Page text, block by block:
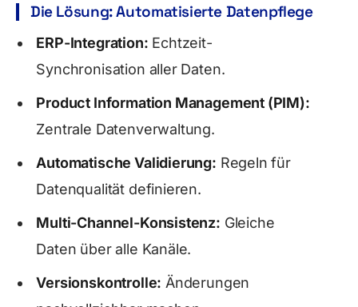
Die Lösung: Automatisierte Datenpflege
ERP-Integration: Echtzeit-
Synchronisation aller Daten.
Product Information Management (PIM):
Zentrale Datenverwaltung.
Automatische Validierung: Regeln für
Datenqualität definieren.
Multi-Channel-Konsistenz: Gleiche
Daten über alle Kanäle.
Versionskontrolle: Änderungen